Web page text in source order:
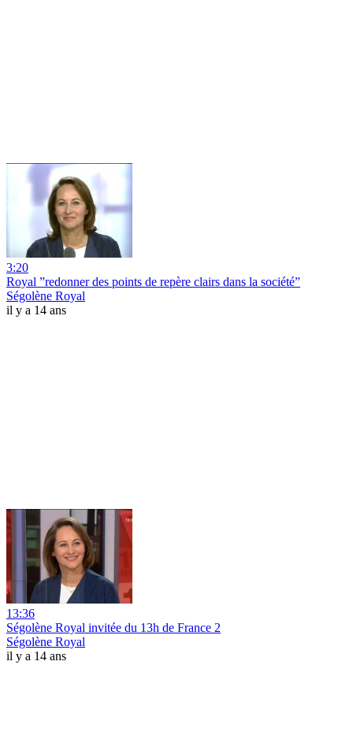
3:20
Royal ”redonner des points de repère clairs dans la société”
Ségolène Royal
il y a 14 ans
13:36
Ségolène Royal invitée du 13h de France 2
Ségolène Royal
il y a 14 ans